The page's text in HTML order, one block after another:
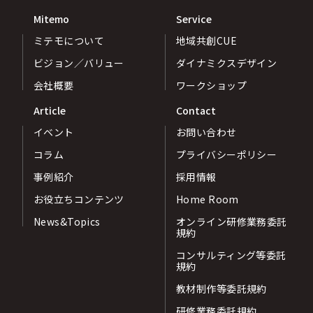
Mitemo
ミテモについて
ビジョン／バリュー
会社概要
Service
地域共創CUE
ダイナミクスデザイン
ワークショップ
Article
イベント
コラム
事例紹介
お役立ちコンテンツ
News&Topics
Contact
お問い合わせ
プライバシーポリシー
採用情報
Home Room
オンライン研修業務委託
規約
コンサルティング等委託
規約
教材制作等委託規約